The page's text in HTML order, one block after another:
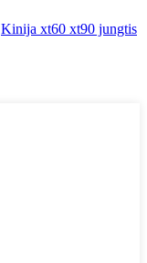
Kinija xt60 xt90 jungtis